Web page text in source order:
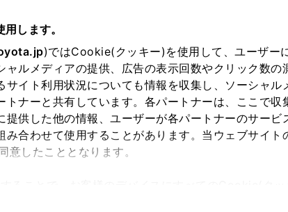
します。
)ではCookie(クッキー)を使用して、ユーザー
ルメディアの提供、広告の表示回数やクリック数の
イト利用状況についても情報を収集し、ソーシャル
ナーと共有しています。各パートナーは、ここで収
供した他の情報、ユーザーが各パートナーのサービ
み合わせて使用することがあります。当ウェブサイト
したこととなります。
気に入り 保存した見積り